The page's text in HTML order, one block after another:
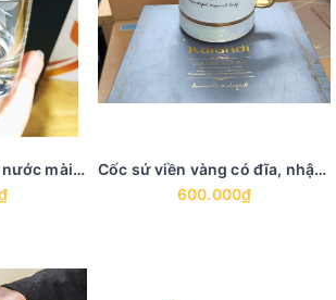
Cốc thủy tinh uống nước mài hoa khảm vàng
Cốc sứ viền vàng có đĩa, nhập khẩu
600.000₫